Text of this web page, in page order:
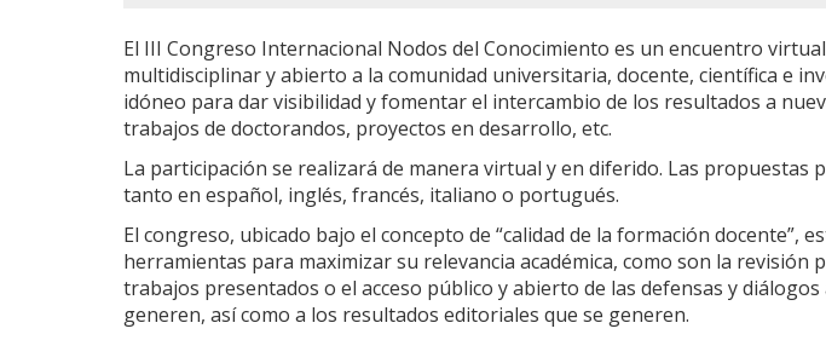
El III Congreso Internacional Nodos del Conocimiento es un encuentro
multidisciplinar y abierto a la comunidad universitaria, docente, científica e
idóneo para dar visibilidad y fomentar el intercambio de los resultados a
trabajos de doctorandos, proyectos en desarrollo, etc.
La participación se realizará de manera virtual y en diferido. Las propuestas
tanto en español, inglés, francés, italiano o portugués.
El congreso, ubicado bajo el concepto de “calidad de la formación docente”,
herramientas para maximizar su relevancia académica, como son la revisión
trabajos presentados o el acceso público y abierto de las defensas y diálogos
generen, así como a los resultados editoriales que se generen.